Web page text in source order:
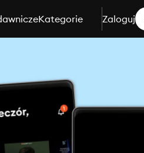
Kategorie Zaloguj